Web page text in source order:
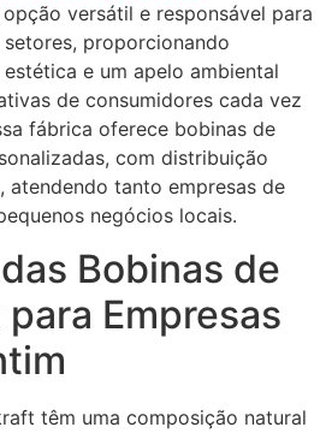
versátil e responsável para
proporcionando
e um apelo ambiental
de consumidores cada vez
fábrica oferece bobinas de
com distribuição
atendendo tanto empresas de
negócios locais.
Bobinas de
Empresas
têm uma composição natural